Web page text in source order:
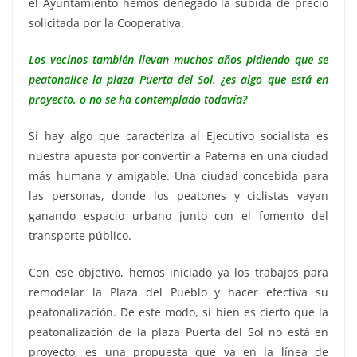
solicitada por la Cooperativa.
Los vecinos también llevan muchos años pidiendo que se
peatonalice la plaza Puerta del Sol. ¿es algo que está en
proyecto, o no se ha contemplado todavía?
Si hay algo que caracteriza al Ejecutivo socialista es
nuestra apuesta por convertir a Paterna en una ciudad
más humana y amigable. Una ciudad concebida para
las personas, donde los peatones y ciclistas vayan
ganando espacio urbano junto con el fomento del
transporte público.
Con ese objetivo, hemos iniciado ya los trabajos para
remodelar la Plaza del Pueblo y hacer efectiva su
peatonalización. De este modo, si bien es cierto que la
peatonalización de la plaza Puerta del Sol no está en
proyecto, es una propuesta que va en la línea de